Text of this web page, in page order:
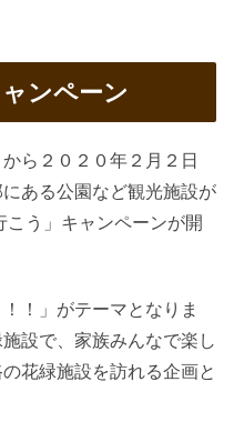
ンペーン
ら２０２０年２月２日
ある公園など観光施設が
う」キャンペーンが開
！」がテーマとなりま
設で、家族みんなで楽し
花緑施設を訪れる企画と